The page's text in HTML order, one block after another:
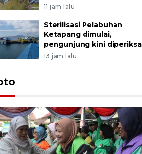
11 jam lalu
Sterilisasi Pelabuhan
Ketapang dimulai,
pengunjung kini diperiksa
13 jam lalu